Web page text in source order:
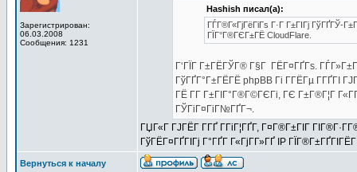
Зарегистрирован:
06.03.2008
Сообщения: 1231
Hashish писал(а):
ГЃГ®Г«ГјГёГіГѕ Г·Г Г±ГІГј ГўГҐГЎ-
ГЇГ°Г®ГЄГ±ГЁ CloudFlare.
Г‘ГЇГ Г±ГЁГЎГ® Г§Г ГЁГ¤ГҐГѕ.
ГўГҐГ°Г±ГЁГЁ phpBB Гі Г­ГЁГµ Г­ГҐГІ
ГЁ Г­Г Г±ГІГ°Г®Г©ГЄГі, ГЄ Г±Г®Г¦Г
ГЎГіГ¤ГіГ№ГҐГ¬.
ГЏГ«Г ГЈГЁГ­ Г­ГҐ Г­ГіГ¦ГҐГ­, Г¤Г®Г±ГІГ
ГўГЁГ¤ГҐГІГј Г°ГҐГ Г«ГјГ­Г»ГҐ IP
Вернуться к началу